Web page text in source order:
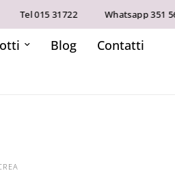
015 31722 Whatsapp 351 5684172
Blog
Contatti